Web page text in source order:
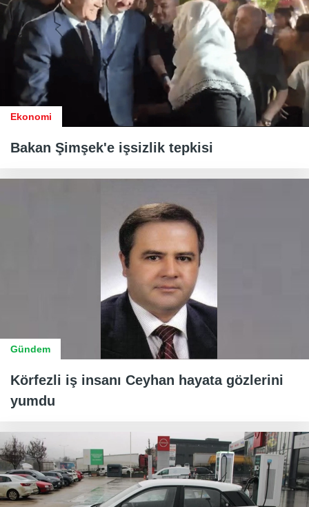
Ekonomi
Bakan Şimşek'e işsizlik tepkisi
Gündem
Körfezli iş insanı Ceyhan hayata gözlerini
yumdu